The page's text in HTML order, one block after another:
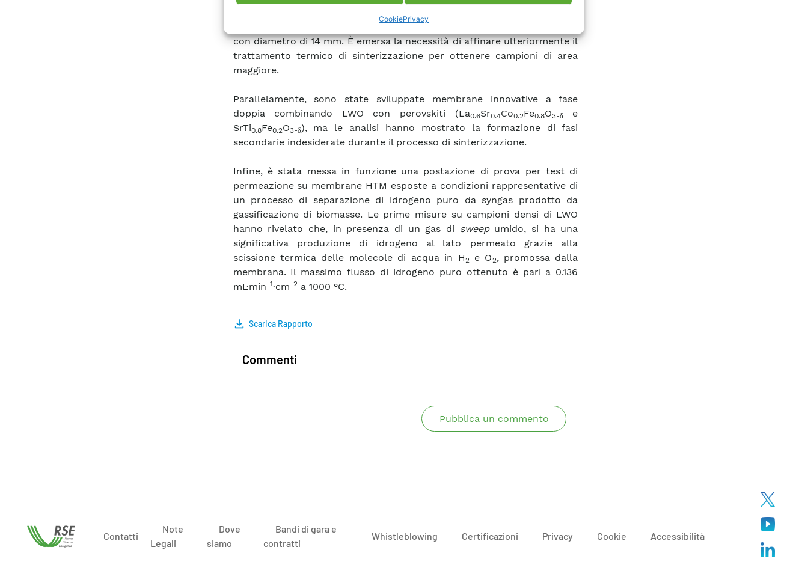
CookiePrivacy
campioni con struttura asimmetrica a tenuta gas, di forma circolare e
con diametro di 14 mm. È emersa la necessità di affinare ulteriormente il
trattamento termico di sinterizzazione per ottenere campioni di area
maggiore.
Parallelamente, sono state sviluppate membrane innovative a fase
doppia combinando LWO con perovskiti (La0.6Sr0.4Co0.2Fe0.8O3-δe
SrTi0.8Fe0.2O3-δ), ma le analisi hanno mostrato la formazione di fasi
secondarie indesiderate durante il processo di sinterizzazione.
Infine, è stata messa in funzione una postazione di prova per test di
permeazione su membrane HTM esposte a condizioni rappresentative di
un processo di separazione di idrogeno puro da syngas prodotto da
gassificazione di biomasse. Le prime misure su campioni densi di LWO
hanno rivelato che, in presenza di un gas di sweepumido, si ha una
significativa produzione di idrogeno al lato permeato grazie alla
scissione termica delle molecole di acqua in H2 e O2, promossa dalla
membrana. Il massimo flusso di idrogeno puro ottenuto è pari a 0.136
mL·min-1·cm-2a 1000 °C.
Scarica Rapporto
Commenti
Pubblica un commento
Contatti
Note
Legali
Dove
siamo
Bandi di gara e
contratti
Whistleblowing Certificazioni Privacy Cookie Accessibilità